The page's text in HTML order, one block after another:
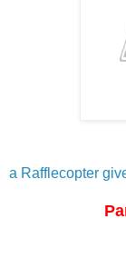
a Rafflecopter